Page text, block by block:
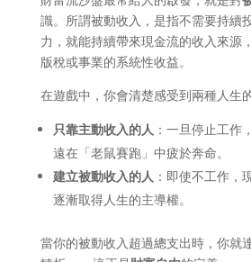
識。所謂被動收入，是指不需要持續
力，就能持續帶來現金流的收入來源
版稅或事業的系統性收益。
在遊戲中，你會清楚感受到兩種人生
只靠主動收入的人 ：一旦停止工作
遠在「老鼠賽跑」中疲於奔命。
建立被動收入的人 ：即使不工作，
逐漸取得人生的主導權。
當你的被動收入超過總支出時，你就